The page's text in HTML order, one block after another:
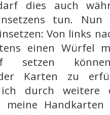
dies auch
tun.
Von links
einen Würfel
setzen
Karten zu
durch weitere
Handkarten